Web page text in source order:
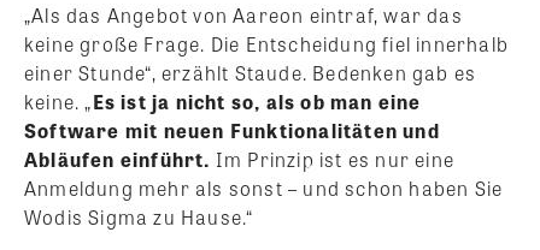
„Als das Angebot von Aareon eintraf, war das
keine große Frage. Die Entscheidung fiel innerhalb
einer Stunde“, erzählt Staude. Bedenken gab es
keine. „Es ist ja nicht so, als ob man eine
Software mit neuen Funktionalitäten und
Abläufen einführt. Im Prinzip ist es nur eine
Anmeldung mehr als sonst – und schon haben Sie
Wodis Sigma zu Hause.“